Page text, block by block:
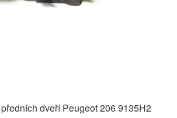
dveří Peugeot 206 9135H2